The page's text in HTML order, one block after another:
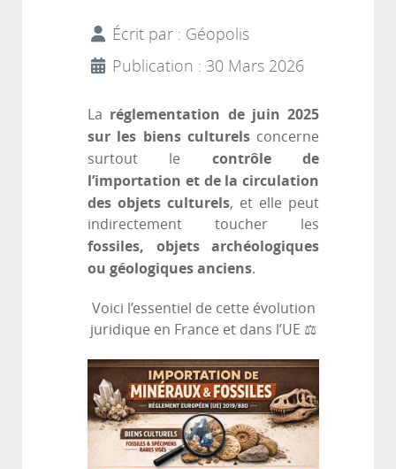
Écrit par : Géopolis
Publication : 30 Mars 2026
La réglementation de juin 2025
sur les biens culturelsconcerne
surtout le contrôle de
l’importation et de la circulation
des objets culturels, et elle peut
indirectement toucher les
fossiles, objets archéologiques
ou géologiques anciens.
Voici l’essentiel de cette évolution
juridique en France et dans l’UE ⚖️